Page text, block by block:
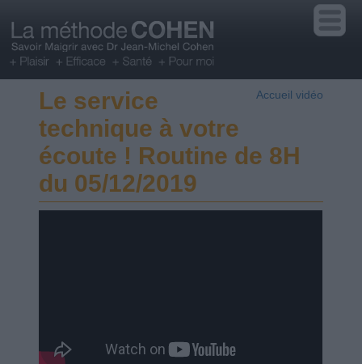
Accueil vidéo
Le service
technique à votre
écoute ! Routine de 8H
du 05/12/2019